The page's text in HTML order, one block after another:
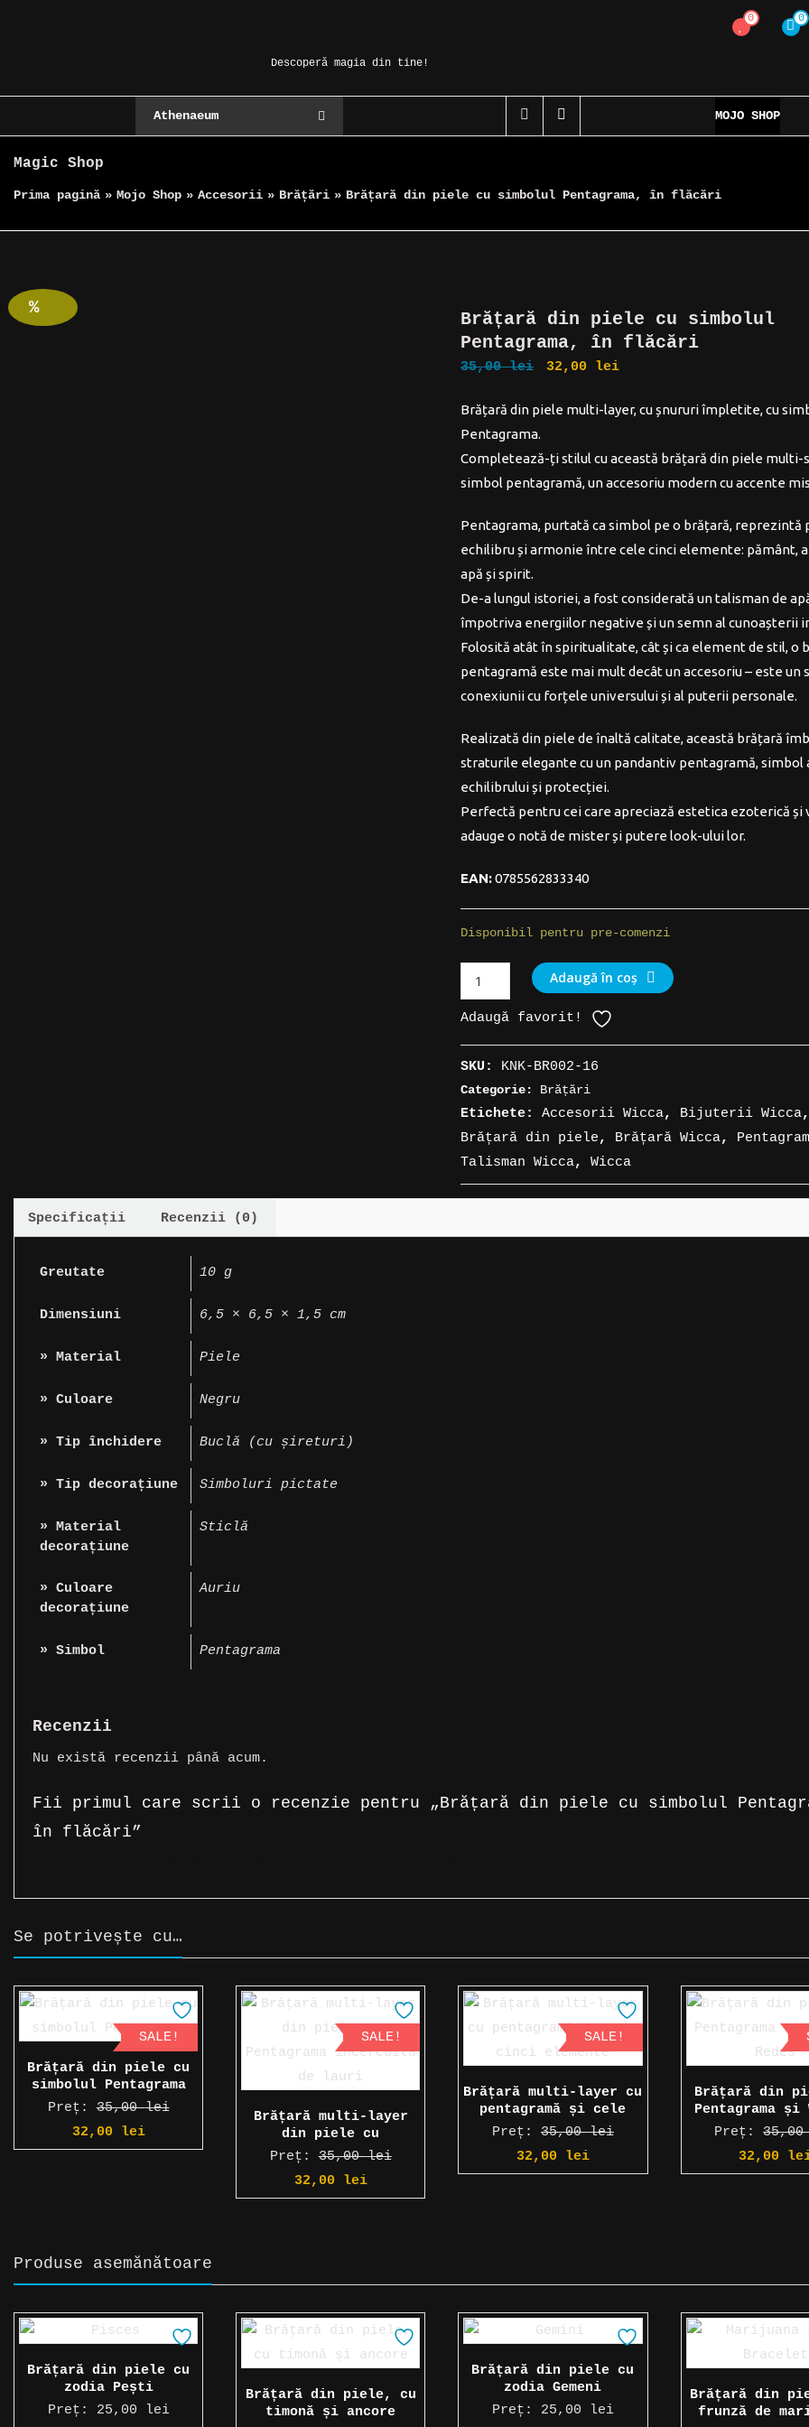
Descoperă magia din tine!
0 0
Athenaeum MOJO SHOP
Magic Shop
Prima pagină » Mojo Shop » Accesorii » Brățări » Brățară din piele cu simbolul Pentagrama, în flăcări
Reduceri!
Brățară din piele cu simbolul
Pentagrama, în flăcări
35,00lei
Prețul
a
35,00 lei.
32,00 lei
este:
Brățară din piele multi-layer, cu șnururi împletite, cu
Pentagrama.
Completează-ți stilul cu această brățară din piele multi-
simbol pentagramă, un accesoriu modern cu accente
Pentagrama, purtată ca simbol pe o brățară, reprezintă
echilibru și armonie între cele cinci elemente: pământ,
apă și spirit.
De-a lungul istoriei, a fost considerată un talisman de
împotriva energiilor negative și un semn al cunoașterii
Folosită atât în spiritualitate, cât și ca element de stil, o
pentagramă este mai mult decât un accesoriu – este un
conexiunii cu forțele universului și al puterii personale.
Realizată din piele de înaltă calitate, această brățară
straturile elegante cu un pandantiv pentagramă, simbol
echilibrului și protecției.
Perfectă pentru cei care apreciază estetica ezoterică și
adauge o notă de mister și putere look-ului lor.
EAN:0785562833340
Disponibil pentru pre-comenzi
Cantitate
Brățară
din
piele
cu
simbolul
Pentagrama,
în
flăcări
Adaugă în coș
Adaugă favorit!
SKU: KNK-BR002-16
Categorie: Brățări
Etichete:Accesorii Wicca, Bijuterii Wicca
Brățară din piele, Brățară Wicca,
Talisman Wicca,Wicca
Specificații Recenzii (0)
Greutate 10 g
Dimensiuni 6,5 × 6,5 × 1,5 cm
» Material Piele
» Culoare Negru
» Tip închidere Buclă (cu șireturi)
» Tip decorațiune Simboluri pictate
» Material
decorațiune
Sticlă
» Culoare
decorațiune
Auriu
» Simbol Pentagrama
Recenzii
Nu există recenzii până acum.
Fii primul care scrii o recenzie pentru „Brățară din piele cu simbolul
în flăcări”
Se potrivește cu…
SALE!
Brățară din piele cu
simbolul Pentagrama
Preț:35,00lei
Prețul
32,00 lei
SALE!
Brățară multi-layer
din piele cu
Pentagrama încercuită
de lauri
Preț:35,00lei
Prețul
32,00 lei
SALE!
Brățară multi-layer cu
pentagramă și cele
cinci elemente
Preț: 35,00lei
Prețul
32,00 lei
Brățară din
Pentagrama și
Redes
Preț:
Prețul
32,00
Produse asemănătoare
Brățară din piele cu
zodia Pești
Preț: 25,00 lei
Brățară din piele, cu
timonă și ancore
Brățară din piele cu
zodia Gemeni
Preț: 25,00 lei
Brățară din
frunză de